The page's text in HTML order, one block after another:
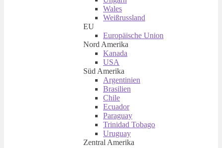
Wales
Weißrussland
EU
Europäische Union
Nord Amerika
Kanada
USA
Süd Amerika
Argentinien
Brasilien
Chile
Ecuador
Paraguay
Trinidad Tobago
Uruguay
Zentral Amerika